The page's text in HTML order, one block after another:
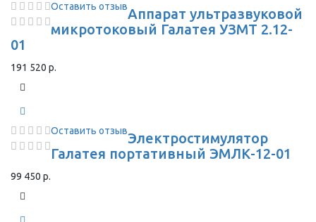
Оставить отзывАппарат ультразвуковой
микротоковый Галатея УЗМТ 2.12-
01
191 520 р.
Оставить отзывЭлектростимулятор
Галатея портативный ЭМЛК-12-01
99 450 р.